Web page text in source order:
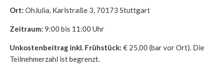
Ort: OhJulia, Karlstraße 3, 70173 Stuttgart
Zeitraum: 9:00 bis 11:00 Uhr
Unkostenbeitrag inkl. Frühstück: € 25,00 (bar vor Ort). Die
Teilnehmerzahl ist begrenzt.